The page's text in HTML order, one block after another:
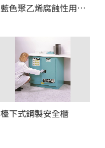
藍色聚乙烯腐蝕性用品安全櫃
檯下式鋼製安全櫃